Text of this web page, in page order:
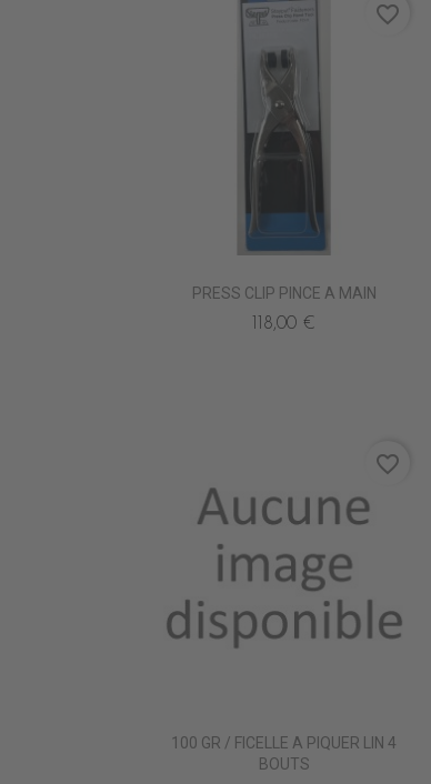
PRESS CLIP PINCE A MAIN
118,00 €
favorite_border
100 GR / FICELLE A PIQUER LIN 4
BOUTS
favorite_border